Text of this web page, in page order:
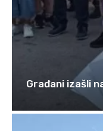
Građani izašli